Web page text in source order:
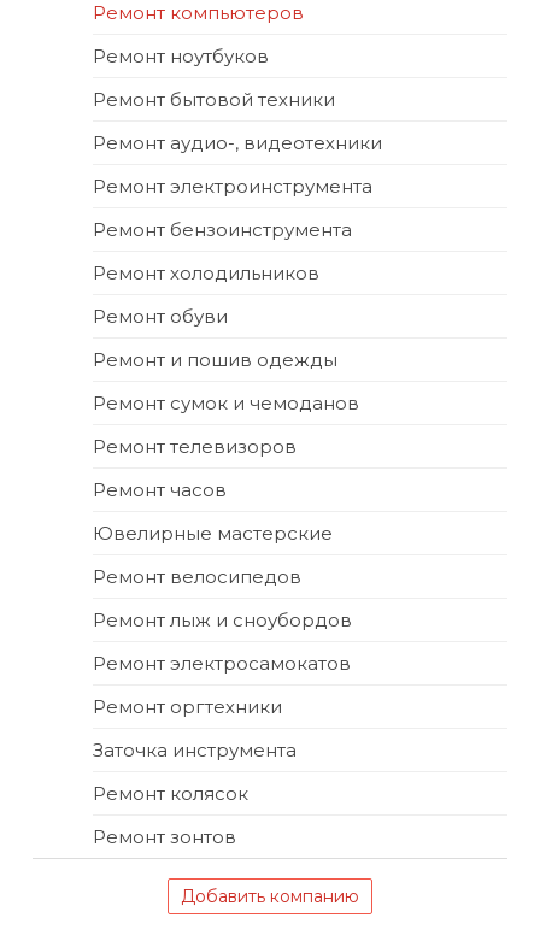
Ремонт компьютеров
Ремонт ноутбуков
Ремонт бытовой техники
Ремонт аудио-, видеотехники
Ремонт электроинструмента
Ремонт бензоинструмента
Ремонт холодильников
Ремонт обуви
Ремонт и пошив одежды
Ремонт сумок и чемоданов
Ремонт телевизоров
Ремонт часов
Ювелирные мастерские
Ремонт велосипедов
Ремонт лыж и сноубордов
Ремонт электросамокатов
Ремонт оргтехники
Заточка инструмента
Ремонт колясок
Ремонт зонтов
Добавить компанию